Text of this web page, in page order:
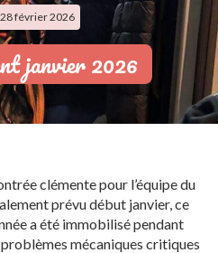
février 2026
janvier 2026
clémente pour l’équipe du
prévu début janvier, ce
a été immobilisé pendant
mécaniques critiques